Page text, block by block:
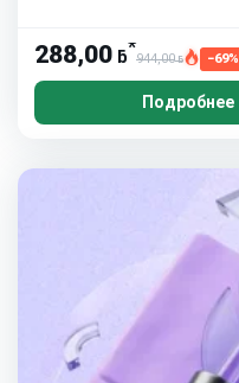
288,00 ƃ*
944,00ƃ −69%
Подробнее